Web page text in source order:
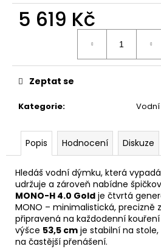
5 619 Kč
Kategorie:
Zeptat se
Popis Hodnocení Diskuze
Hledáš vodní dýmku, která
udržuje a zároveň nabídne
MONO-H 4.0 Gold je čtvrtá
MONO – minimalistická, precizně
připravená na každodenní
výšce 53,5 cm je stabilní na
na častější přenášení.